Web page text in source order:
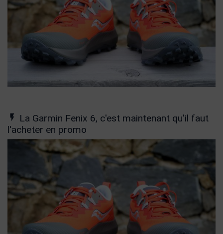
La Garmin Fenix 6, c'est maintenant qu'il faut
l'acheter en promo